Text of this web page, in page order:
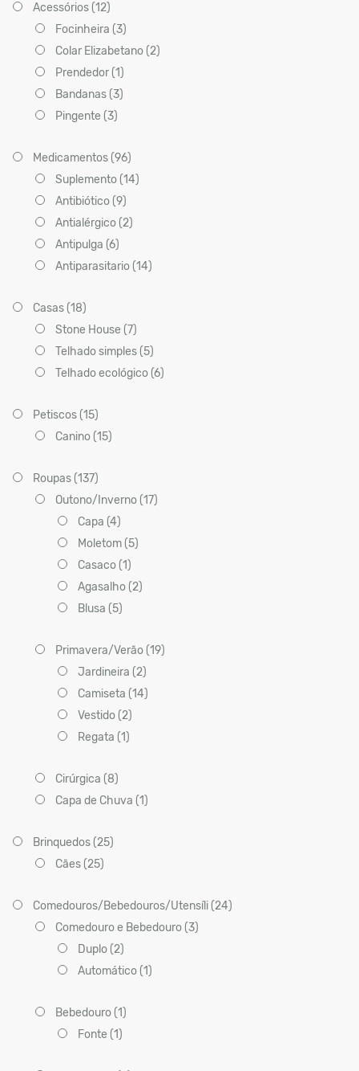
Acessórios (12)
Focinheira (3)
Colar Elizabetano (2)
Prendedor (1)
Bandanas (3)
Pingente (3)
Medicamentos (96)
Suplemento (14)
Antibiótico (9)
Antialérgico (2)
Antipulga (6)
Antiparasitario (14)
Casas (18)
Stone House (7)
Telhado simples (5)
Telhado ecológico (6)
Petiscos (15)
Canino (15)
Roupas (137)
Outono/Inverno (17)
Capa (4)
Moletom (5)
Casaco (1)
Agasalho (2)
Blusa (5)
Primavera/Verão (19)
Jardineira (2)
Camiseta (14)
Vestido (2)
Regata (1)
Cirúrgica (8)
Capa de Chuva (1)
Brinquedos (25)
Cães (25)
Comedouros/Bebedouros/Utensíli (24)
Comedouro e Bebedouro (3)
Duplo (2)
Automático (1)
Bebedouro (1)
Fonte (1)